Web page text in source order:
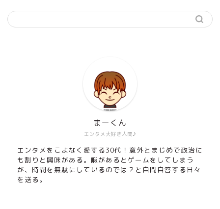
エンタメ大好き人間♪
まーくん
エンタメをこよなく愛する30代！意外とまじめで政治に
も割りと興味がある。暇があるとゲームをしてしまう
が、時間を無駄にしているのでは？と自問自答する日々
を送る。